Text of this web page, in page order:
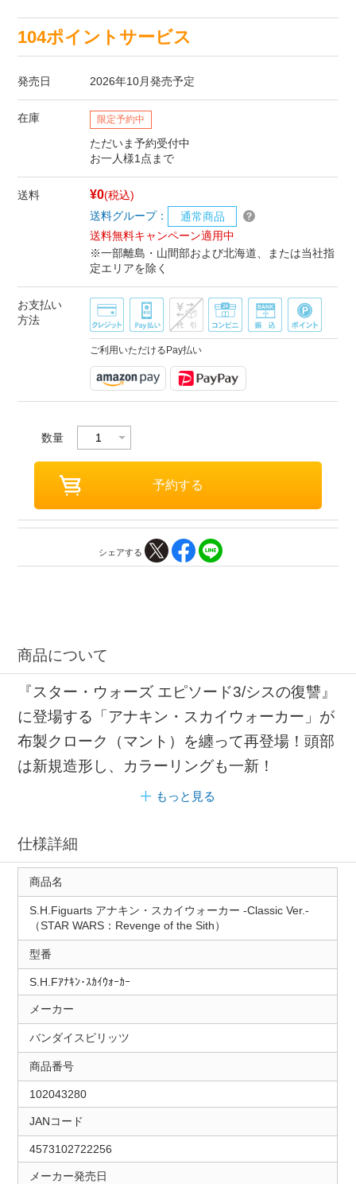
104ポイントサービス
発売日 2026年10月発売予定
在庫 限定予約中
ただいま予約受付中
お一人様1点まで
送料 ¥0(税込)
送料グループ：
通常商品
送料無料キャンペーン適用中
※一部離島・山間部および北海道、または当社指
定エリアを除く
お支払い
方法
ご利用いただけるPay払い
数量
シェアする
商品について
『スター・ウォーズ エピソード3/シスの復讐』
に登場する「アナキン・スカイウォーカー」が
布製クローク（マント）を纏って再登場！頭部
は新規造形し、カラーリングも一新！
もっと見る
仕様詳細
商品名
S.H.Figuarts アナキン・スカイウォーカー -Classic Ver.-
（STAR WARS：Revenge of the Sith）
型番
S.H.Fｱﾅｷﾝ･ｽｶｲｳｫｰｶｰ
メーカー
バンダイスピリッツ
商品番号
102043280
JANコード
4573102722256
メーカー発売日